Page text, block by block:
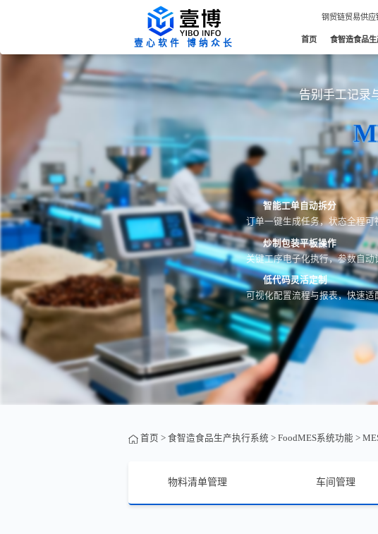
钢贸链贸易供应
壹心软件 博纳众长 首页 食智造食品
告别手工记录
智能工单自动拆分
订单一键生成任务，状态全程可
炒制包装平板操作
关键工序电子化执行，参数自动
低代码灵活定制
可视化配置流程与报表，快速适
首页 > 食智造食品生产执行系统 > FoodMES系统功能 >
物料清单管理 车间管理